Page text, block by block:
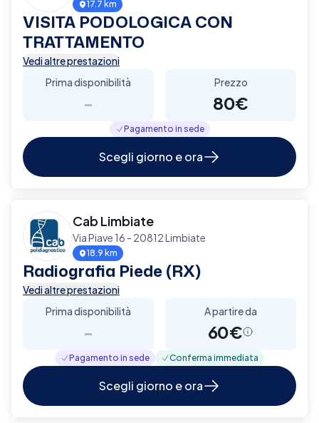
17.7 km
VISITA PODOLOGICA CON
TRATTAMENTO
Vedi altre prestazioni
Prima disponibilità
-
Prezzo
80€
Pagamento in sede
Scegli giorno e ora
Cab Limbiate
Via Piave 16 - 20812 Limbiate
18.9 km
Radiografia Piede (RX)
Vedi altre prestazioni
Prima disponibilità
-
A partire da
60€
Pagamento in sede Conferma immediata
Scegli giorno e ora